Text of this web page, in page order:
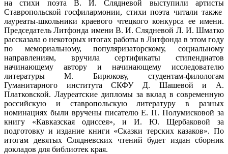
на стихи поэта В. И. Слядневой выступили артисты
Ставропольской госфилармонии, стихи поэта читали также
лауреаты-школьники краевого чтецкого конкурса ее имени.
Председатель Литфонда имени В. И. Слядневой Л. И. Шматко
рассказала о некоторых итогах работы в Литфонда в этом году
по мемориальному, популяризаторскому, социальному
направлениям, вручила сертификаты стипендиатов
начинающему автору и начинающему исследователю
литературы М. Бирюкову, студентам-филологам
Гуманитарного института СКФУ Д. Шашевой и А.
Платковской. Лауреатские дипломы за вклад в современную
российскую и ставропольскую литературу в разных
номинациях были вручены писателю Е. П. Полумисковой за
книгу «Кавказская одиссея», и И. Ю. Щербаковой за
подготовку и издание книги «Сказки терских казаков». По
итогам девятых Слядневских чтений будет издан сборник
докладов для библиотек края.